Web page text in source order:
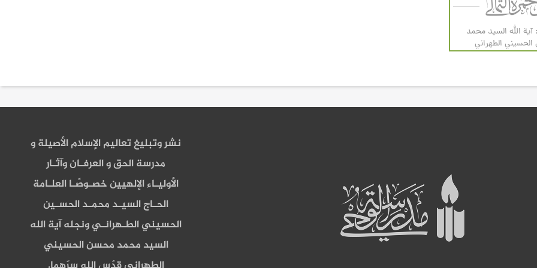
آية الله السيد محمد
الطهراني
نشر وتبليغ تعاليم الإسلام الأصيلة و
مدرسة الحق و العرفـان وآثـار
الأوليـاء الإلهيين خصـوصًـا العلـامة
الحـاج السيـد محمـد الحسـين
الحسيني الطـهرانـي ونجله آية الله
السيد محمد محسن الحسيني